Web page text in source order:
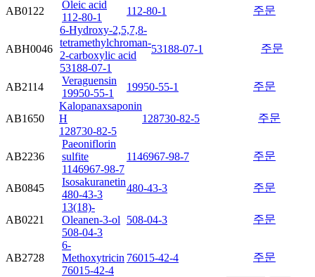
AB0122
Oleic acid
112-80-1
112-80-1 주문
ABH0046
6-Hydroxy-2,5,7,8-
tetramethylchroman-
2-carboxylic acid
53188-07-1
53188-07-1 주문
AB2114
Veraguensin
19950-55-1
19950-55-1 주문
AB1650
Kalopanaxsaponin
H
128730-82-5
128730-82-5 주문
AB2236
Paeoniflorin
sulfite
1146967-98-7
1146967-98-7 주문
AB0845
Isosakuranetin
480-43-3
480-43-3 주문
AB0221
13(18)-
Oleanen-3-ol
508-04-3
508-04-3 주문
AB2728
6-
Methoxytricin
76015-42-4
76015-42-4 주문